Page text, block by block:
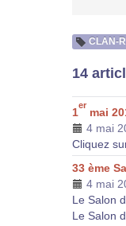
CLAN-R
14
1
er
mai
4 mai
Cliquez
33 ème
4 mai
Le Salon
Le Salon